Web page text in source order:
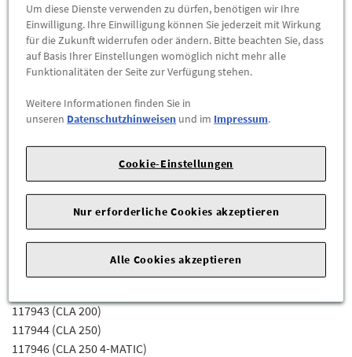
Coupé)
117343 (CLA 200 Coupé)
117344 (CLA 250 Coupé / CLA 250 Sport Coupé)
117345 (CLA 200 Coupé / CLA 220 Coupé)
/ CLA CLA 260 4MATIC Coupé)
117347 (CLA 220 4MATIC Coupé)
117351 (CLA 250 Sport 4MATIC Coupé)
117352 (Mercedes-AMG CLA 45 4MATIC Coupé)
117902 (CLA 200 CDI/D 4-MATIC)
117903 (CLA 220 CDI)
117908 (CLA 200 CDI)
117912 (CLA 180 CDI/D)
117943 (CLA 200)
117944 (CLA 250)
117946 (CLA 250 4-MATIC)
Um diese Dienste verwenden zu dürfen, benötigen wir Ihre
Einwilligung. Ihre Einwilligung können Sie jederzeit mit Wirkung
für die Zukunft widerrufen oder ändern. Bitte beachten Sie, dass
auf Basis Ihrer Einstellungen womöglich nicht mehr alle
Funktionalitäten der Seite zur Verfügung stehen.
Weitere Informationen finden Sie in
unseren Datenschutzhinweisen und im Impressum.
Cookie-Einstellungen
Nur erforderliche Cookies akzeptieren
Alle Cookies akzeptieren